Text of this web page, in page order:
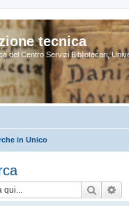
tecnica
del Centro Servizi Bibliotecari,
in Unico
Cerca